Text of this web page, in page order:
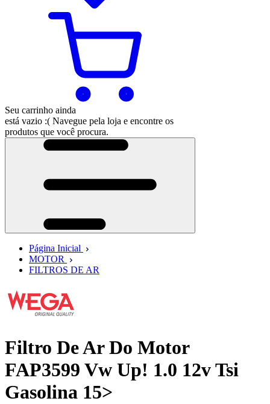
Seu carrinho ainda
está vazio :( Navegue pela loja e encontre os
produtos que você procura.
Página Inicial
MOTOR
FILTROS DE AR
Filtro De Ar Do Motor
FAP3599 Vw Up! 1.0 12v Tsi
Gasolina 15>